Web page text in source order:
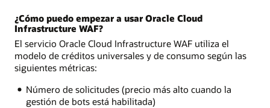
¿Cómo puedo empezar a usar Oracle Cloud
Infrastructure WAF?
El servicio Oracle Cloud Infrastructure WAF utiliza el
modelo de créditos universales y de consumo según las
siguientes métricas:
Número de solicitudes (precio más alto cuando la
gestión de bots está habilitada)